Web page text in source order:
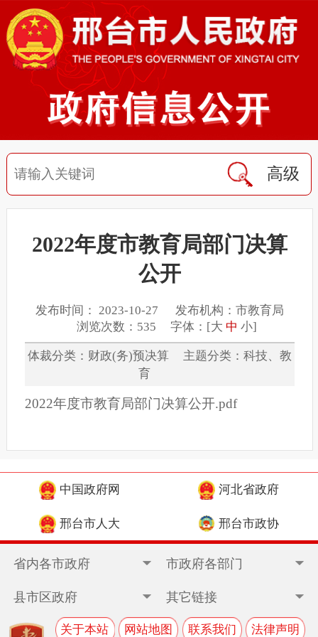
高级
2022年度市教育局部门决算
公开
发布时间： 2023-10-27 发布机构：市教育局
浏览次数：535 字体：[大 中 小]
体裁分类：财政(务)预决算 主题分类：科技、教
育
2022年度市教育局部门决算公开.pdf
中国政府网 河北省政府
邢台市人大 邢台市政协
省内各市政府 市政府各部门
县市区政府 其它链接
关于本站 网站地图 联系我们 法律声明